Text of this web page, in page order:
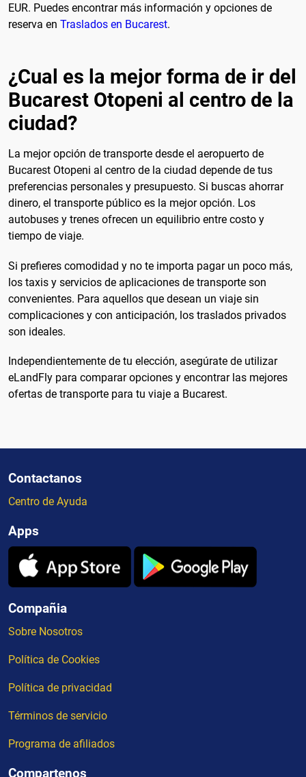
EUR. Puedes encontrar más información y opciones de
reserva en Traslados en Bucarest.
¿Cual es la mejor forma de ir del
Bucarest Otopeni al centro de la
ciudad?
La mejor opción de transporte desde el aeropuerto de
Bucarest Otopeni al centro de la ciudad depende de tus
preferencias personales y presupuesto. Si buscas ahorrar
dinero, el transporte público es la mejor opción. Los
autobuses y trenes ofrecen un equilibrio entre costo y
tiempo de viaje.
Si prefieres comodidad y no te importa pagar un poco más,
los taxis y servicios de aplicaciones de transporte son
convenientes. Para aquellos que desean un viaje sin
complicaciones y con anticipación, los traslados privados
son ideales.
Independientemente de tu elección, asegúrate de utilizar
eLandFly para comparar opciones y encontrar las mejores
ofertas de transporte para tu viaje a Bucarest.
Contactanos
Centro de Ayuda
Apps
Compañia
Sobre Nosotros
Política de Cookies
Política de privacidad
Términos de servicio
Programa de afiliados
Compartenos